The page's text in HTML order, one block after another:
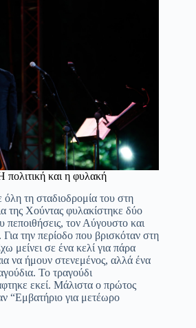
και η φυλακή
όλη τη σταδιοδρομία του στη
της Χούντας φυλακίστηκε δύο
πεποιθήσεις, τον Αύγουστο και
την περίοδο που βρισκόταν στη
μείνει σε ένα κελί για πάρα
να ήμουν στενεμένος, αλλά ένα
Το τραγούδι
εκεί. Μάλιστα ο πρώτος
“Εμβατήριο για μετέωρο